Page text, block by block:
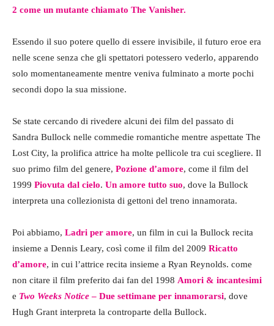
2 come un mutante chiamato The Vanisher.
Essendo il suo potere quello di essere invisibile, il futuro eroe era
nelle scene senza che gli spettatori potessero vederlo, apparendo
solo momentaneamente mentre veniva fulminato a morte pochi
secondi dopo la sua missione.
Se state cercando di rivedere alcuni dei film del passato di
Sandra Bullock nelle commedie romantiche mentre aspettate The
Lost City, la prolifica attrice ha molte pellicole tra cui scegliere. Il
suo primo film del genere, Pozione d’amore, come il film del
1999 Piovuta dal cielo. Un amore tutto suo, dove la Bullock
interpreta una collezionista di gettoni del treno innamorata.
Poi abbiamo, Ladri per amore, un film in cui la Bullock recita
insieme a Dennis Leary, così come il film del 2009 Ricatto
d’amore, in cui l’attrice recita insieme a Ryan Reynolds. come
non citare il film preferito dai fan del 1998 Amori & incantesimi
e Two Weeks Notice– Due settimane per innamorarsi, dove
Hugh Grant interpreta la controparte della Bullock.